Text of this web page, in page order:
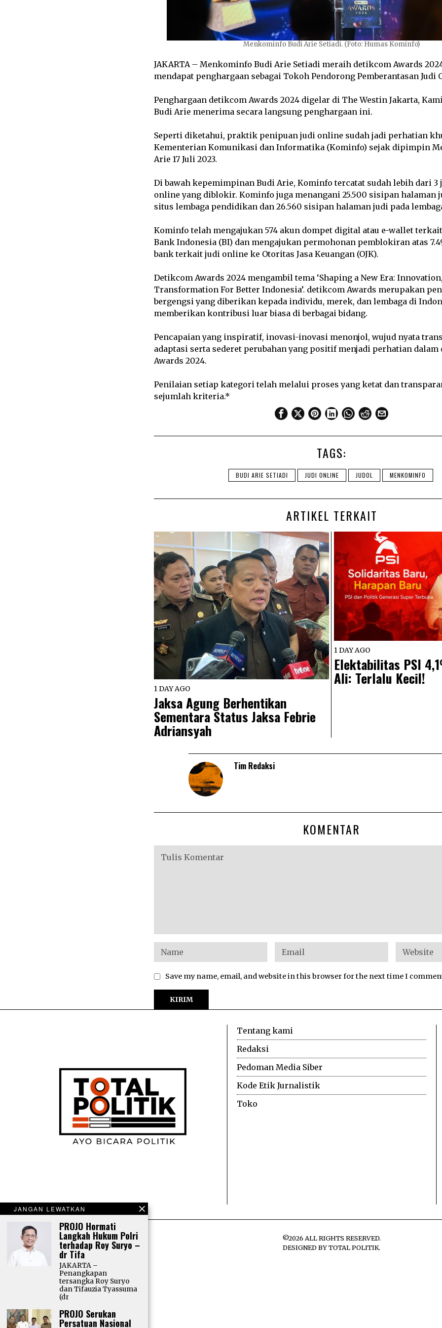
Menkominfo Budi Arie Setiadi. (Foto: Humas Kominfo)
JAKARTA – Menkominfo Budi Arie Setiadi meraih detikcom Awards
mendapat penghargaan sebagai Tokoh Pendorong Pemberantasan Judi
Penghargaan detikcom Awards 2024 digelar di The Westin Jakarta,
Budi Arie menerima secara langsung penghargaan ini.
Seperti diketahui, praktik penipuan judi online sudah jadi perhatian
Kementerian Komunikasi dan Informatika (Kominfo) sejak dipimpin
Arie 17 Juli 2023.
Di bawah kepemimpinan Budi Arie, Kominfo tercatat sudah lebih dari 3
online yang diblokir. Kominfo juga menangani 25.500 sisipan halaman
situs lembaga pendidikan dan 26.560 sisipan halaman judi pada
Kominfo telah mengajukan 574 akun dompet digital atau e-wallet
Bank Indonesia (BI) dan mengajukan permohonan pemblokiran atas
bank terkait judi online ke Otoritas Jasa Keuangan (OJK).
Detikcom Awards 2024 mengambil tema ‘Shaping a New Era:
Transformation For Better Indonesia’. detikcom Awards merupakan
bergengsi yang diberikan kepada individu, merek, dan lembaga di
memberikan kontribusi luar biasa di berbagai bidang.
Pencapaian yang inspiratif, inovasi-inovasi menonjol, wujud nyata
adaptasi serta sederet perubahan yang positif menjadi perhatian
Awards 2024.
Penilaian setiap kategori telah melalui proses yang ketat dan
sejumlah kriteria.*
TAGS:
BUDI ARIE SETIADI JUDI ONLINE JUDOL MENKOMINFO
ARTIKEL TERKAIT
1 DAY AGO
Jaksa Agung Berhentikan
Sementara Status Jaksa Febrie
Adriansyah
1 DAY AGO
Elektabilitas PSI
Ali: Terlalu Kecil!
Tim Redaksi
KOMENTAR
Save my name, email, and website in this browser for the next time I
Tentang kami
Redaksi
Pedoman Media Siber
Kode Etik Jurnalistik
Toko
©2026 ALL RIGHTS RESERVED.
DESIGNED BYTOTAL POLITIK.
JANGAN LEWATKAN
PROJO Hormati
Langkah Hukum Polri
terhadap Roy Suryo –
dr Tifa
JAKARTA –
Penangkapan
tersangka Roy Suryo
dan Tifauzia Tyassuma
(dr
PROJO Serukan
Persatuan Nasional